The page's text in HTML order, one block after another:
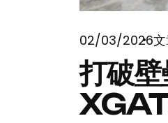
02/03/2026
打破